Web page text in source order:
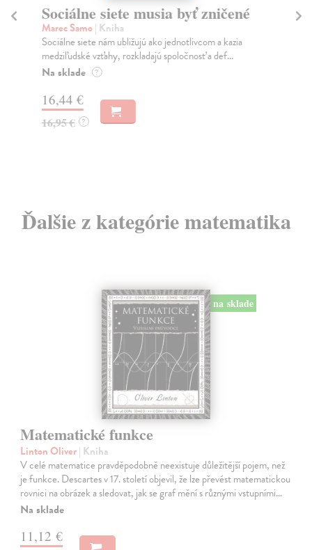
Sociálne siete musia byť zničené
Marec Samo| Kniha
Sociálne siete nám ubližujú ako jednotlivcom a kazia
medziľudské vzťahy, rozkladajú spoločnosť a def...
Na sklade ?
16,44 €
16,95 € ?
Ďalšie z kategórie matematika
na sklade
Matematické funkce
Linton Oliver| Kniha
V celé matematice pravděpodobně neexistuje důležitější pojem, než
je funkce. Descartes v 17. století objevil, že lze převést matematickou
rovnici na obrázek a sledovat, jak se graf mění s různými vstupními…
Na sklade
11,12 €